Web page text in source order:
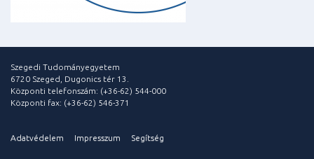
Szegedi Tudományegyetem
6720 Szeged, Dugonics tér 13.
Központi telefonszám: (+36-62) 544-000
Központi fax: (+36-62) 546-371
Adatvédelem Impresszum Segítség